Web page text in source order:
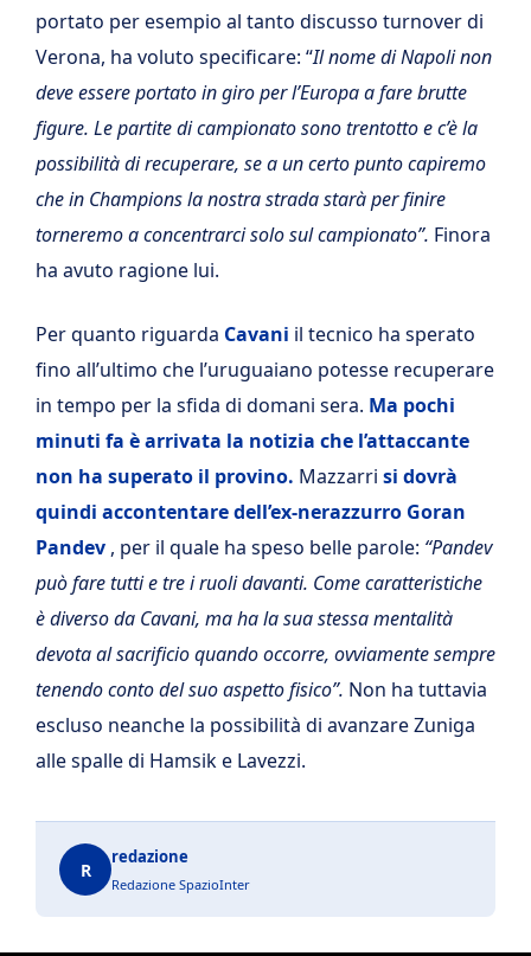
portato per esempio al tanto discusso turnover di
Verona, ha voluto specificare: “Il nome di Napoli non
deve essere portato in giro per l’Europa a fare brutte
figure. Le partite di campionato sono trentotto e c’è la
possibilità di recuperare, se a un certo punto capiremo
che in Champions la nostra strada starà per finire
torneremo a concentrarci solo sul campionato”. Finora
ha avuto ragione lui.
Per quanto riguarda Cavani il tecnico ha sperato
fino all’ultimo che l’uruguaiano potesse recuperare
in tempo per la sfida di domani sera. Ma pochi
minuti fa è arrivata la notizia che l’attaccante
non ha superato il provino. Mazzarri si dovrà
quindi accontentare dell’ex-nerazzurro Goran
Pandev , per il quale ha speso belle parole: “Pandev
può fare tutti e tre i ruoli davanti. Come caratteristiche
è diverso da Cavani, ma ha la sua stessa mentalità
devota al sacrificio quando occorre, ovviamente sempre
tenendo conto del suo aspetto fisico”. Non ha tuttavia
escluso neanche la possibilità di avanzare Zuniga
alle spalle di Hamsik e Lavezzi.
R
redazione
Redazione SpazioInter